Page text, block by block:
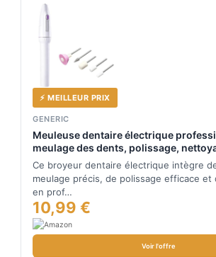
⚡ MEILLEUR PRIX
GENERIC
Meuleuse dentaire électrique
meulage des dents, polissage,
restauration sûre avec 5 têtes
prise en main ergonomique, design
pour soins
Ce broyeur dentaire électrique intègre
meulage précis, de polissage efficace et
en prof…
10,99 €
Voir l'offre